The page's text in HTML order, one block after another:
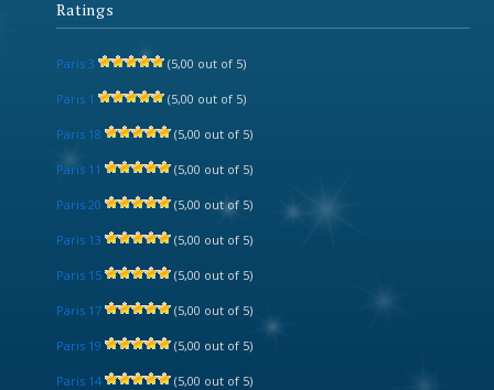
Ratings
Paris 3 (5,00 out of 5)
Paris 1 (5,00 out of 5)
Paris 18 (5,00 out of 5)
Paris 11 (5,00 out of 5)
Paris 20 (5,00 out of 5)
Paris 13 (5,00 out of 5)
Paris 15 (5,00 out of 5)
Paris 17 (5,00 out of 5)
Paris 19 (5,00 out of 5)
Paris 14 (5,00 out of 5)